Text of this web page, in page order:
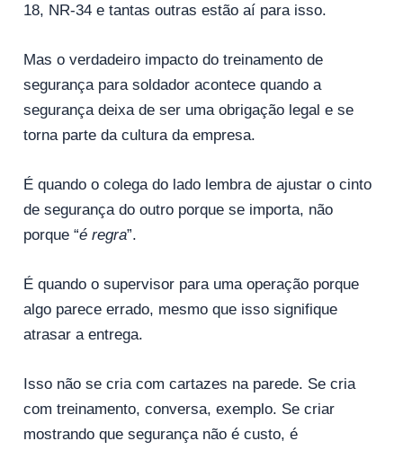
18, NR-34 e tantas outras estão aí para isso.
Mas o verdadeiro impacto do treinamento de
segurança para soldador acontece quando a
segurança deixa de ser uma obrigação legal e se
torna parte da cultura da empresa.
É quando o colega do lado lembra de ajustar o cinto
de segurança do outro porque se importa, não
porque “é regra”.
É quando o supervisor para uma operação porque
algo parece errado, mesmo que isso signifique
atrasar a entrega.
Isso não se cria com cartazes na parede. Se cria
com treinamento, conversa, exemplo. Se criar
mostrando que segurança não é custo, é